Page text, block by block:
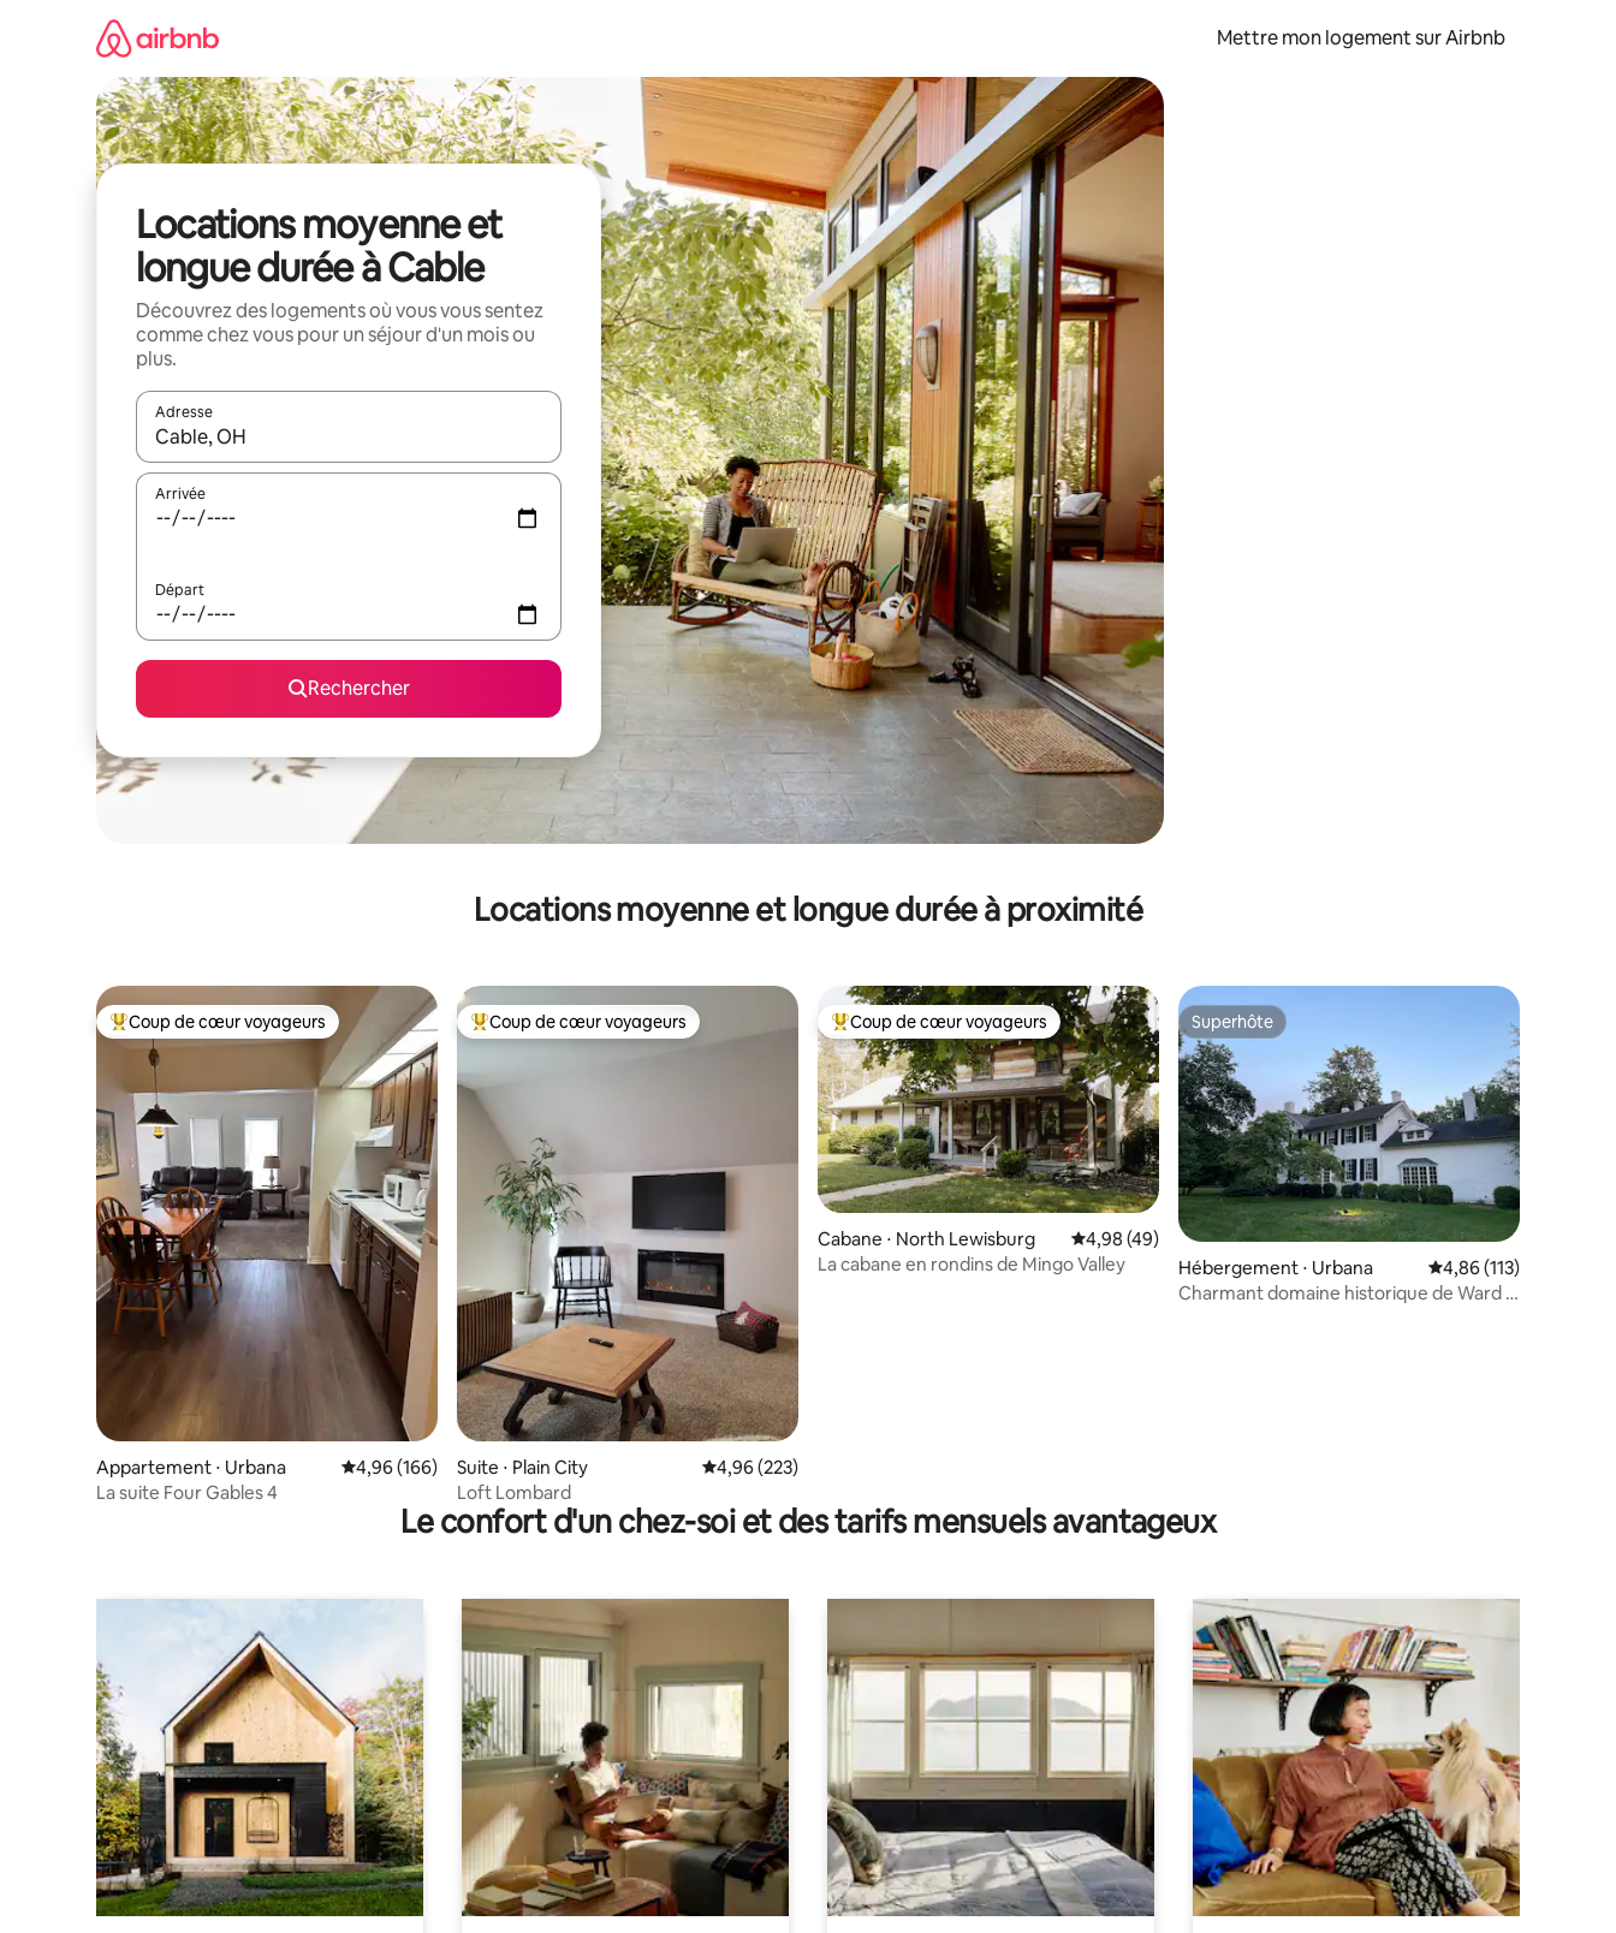
Mettre mon logement sur Airbnb
Locations moyenne et
longue durée à Cable
Découvrez des logements où vous vous sentez
comme chez vous pour un séjour d'un mois ou
plus.
Adresse
Lorsque les résultats s'affichent, utilisez les flèches vers le haut et vers le bas pour les parcourir ou en appuyant et en faisant glisser.
Arrivée
Départ
Rechercher
Locations moyenne et longue durée à proximité
Coups de cœur voyageurs les plus appréciés
Coup de cœur voyageurs
Appartement ⋅ Urbana Évaluation moyenne sur la base de 166 commentaires : 4,96 sur 5
4,96 (166)
La suite Four Gables 4
Coups de cœur voyageurs les plus appréciés
Coup de cœur voyageurs
Suite ⋅ Plain City Évaluation moyenne sur la base de 223 commentaires : 4,96 sur 5
4,96 (223)
Loft Lombard
Coups de cœur voyageurs les plus appréciés
Coup de cœur voyageurs
Cabane ⋅ North Lewisburg Évaluation moyenne sur la base de 49 commentaires : 4,98 sur 5
4,98 (49)
La cabane en rondins de Mingo Valley
Superhôte
Superhôte
Hébergement ⋅ Urbana Évaluation moyenne
4,86 (113)
Charmant domaine historique de Ward :
Le confort d'un chez-soi et des tarifs mensuels avantageux